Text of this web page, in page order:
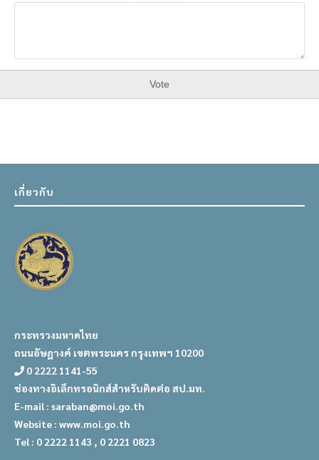
Vote
เกี่ยวกับ
กระทรวงมหาดไทย
ถนนอัษฎางค์ เขตพระนคร กรุงเทพฯ 10200
0 2222 1141-55
ช่องทางอิเล็กทรอนิกส์สำหรับติดต่อ สป.มท.
E-mail : saraban@moi.go.th
Website : www.moi.go.th
Tel : 0 2222 1143 , 0 2221 0823